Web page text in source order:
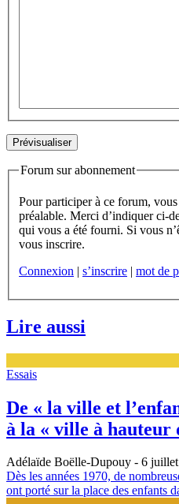
Forum sur abonnement
Pour participer à ce forum, vous devez vous enregistrer au
préalable. Merci d’indiquer ci-dessous l’identifiant personnel
qui vous a été fourni. Si vous n’êtes pas enregistré, vous devez
vous inscrire.
Connexion | s’inscrire | mot de
Lire aussi
Essais
De « la ville et
à la « ville à hauteur
Adélaïde Boëlle-Dupouy - 6
Dès les années 1970, de
ont porté sur la place des enfants